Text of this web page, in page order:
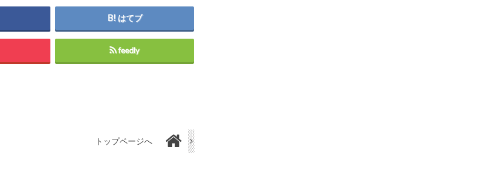
はてブ
feedly
トップページへ